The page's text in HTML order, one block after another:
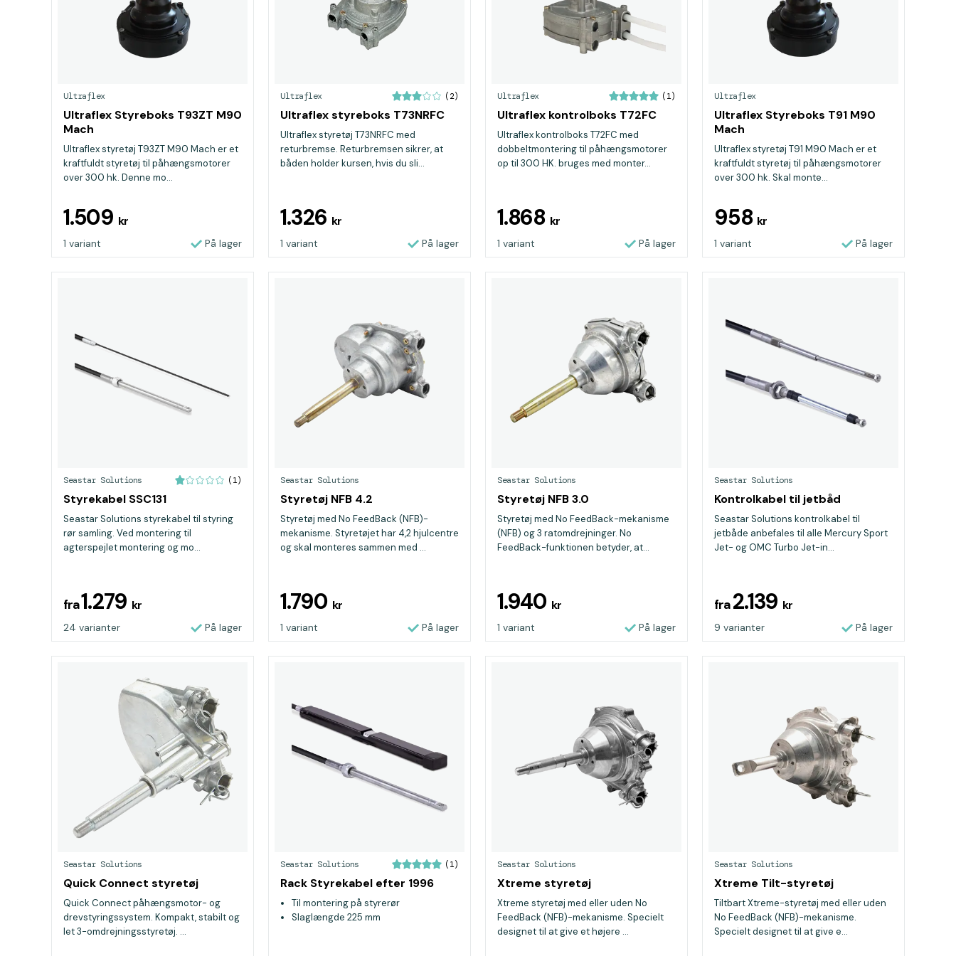
Ultraflex
Ultraflex Styreboks T93ZT M90
Mach
Ultraflex styretøj T93ZT M90 Mach er et
kraftfuldt styretøj til påhængsmotorer
over 300 hk. Denne mo...
1.509 kr
1 variant På lager
Ultraflex (2)
Ultraflex styreboks T73NRFC
Ultraflex styretøj T73NRFC med
returbremse. Returbremsen sikrer, at
båden holder kursen, hvis du sli...
1.326 kr
1 variant På lager
Ultraflex (1)
Ultraflex kontrolboks T72FC
Ultraflex kontrolboks T72FC med
dobbeltmontering til påhængsmotorer
op til 300 HK. bruges med monter...
1.868 kr
1 variant På lager
Ultraflex
Ultraflex Styreboks T91 M90
Mach
Ultraflex styretøj T91 M90 Mach er et
kraftfuldt styretøj til påhængsmotorer
over 300 hk. Skal monte...
958 kr
1 variant På lager
Seastar Solutions (1)
Styrekabel SSC131
Seastar Solutions styrekabel til styring
rør samling. Ved montering til
agterspejlet montering og mo...
fra1.279 kr
24 varianter På lager
Seastar Solutions
Styretøj NFB 4.2
Styretøj med No FeedBack (NFB)-
mekanisme. Styretøjet har 4,2 hjulcentre
og skal monteres sammen med ...
1.790 kr
1 variant På lager
Seastar Solutions
Styretøj NFB 3.0
Styretøj med No FeedBack-mekanisme
(NFB) og 3 ratomdrejninger. No
FeedBack-funktionen betyder, at...
1.940 kr
1 variant På lager
Seastar Solutions
Kontrolkabel til jetbåd
Seastar Solutions kontrolkabel til
jetbåde anbefales til alle Mercury Sport
Jet- og OMC Turbo Jet-in...
fra2.139 kr
9 varianter På lager
Seastar Solutions
Quick Connect styretøj
Quick Connect påhængsmotor- og
drevstyringssystem. Kompakt, stabilt og
let 3-omdrejningsstyretøj. ...
Seastar Solutions (1)
Rack Styrekabel efter 1996
Til montering på styrerør
Slaglængde 225 mm
Seastar Solutions
Xtreme styretøj
Xtreme styretøj med eller uden No
FeedBack (NFB)-mekanisme. Specielt
designet til at give et højere ...
Seastar Solutions
Xtreme Tilt-styretøj
Tiltbart Xtreme-styretøj med eller uden
No FeedBack (NFB)-mekanisme.
Specielt designet til at give e...